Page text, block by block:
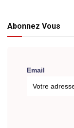
Abonnez Vous
Email